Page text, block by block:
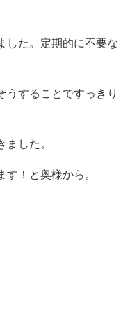
した。定期的に不要な
うすることですっきり
した。
！と奥様から。